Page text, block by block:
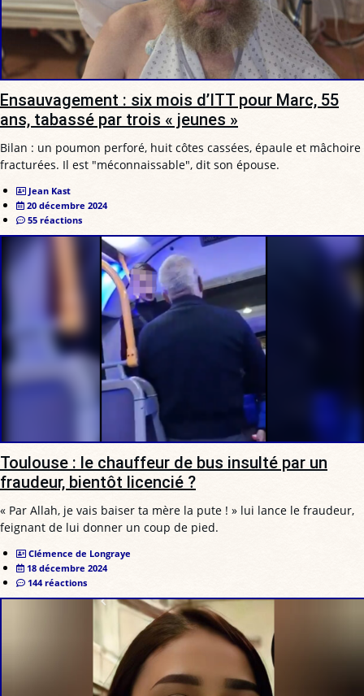
Ensauvagement : six mois d’ITT pour Marc, 55
ans, tabassé par trois « jeunes »
Bilan : un poumon perforé, huit côtes cassées, épaule et mâchoire
fracturées. Il est "méconnaissable", dit son épouse.
Jean Kast
20 décembre 2024
55 réactions
Toulouse : le chauffeur de bus insulté par un
fraudeur, bientôt licencié ?
« Par Allah, je vais baiser ta mère la pute ! » lui lance le fraudeur,
feignant de lui donner un coup de pied.
Clémence de Longraye
18 décembre 2024
144 réactions